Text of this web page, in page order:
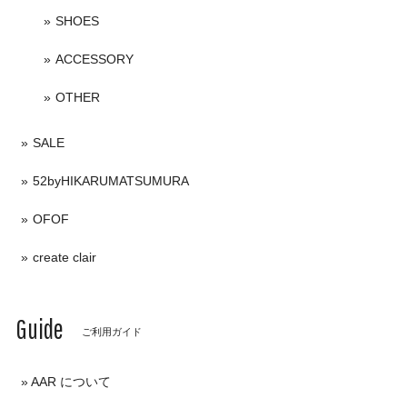
SHOES
ACCESSORY
OTHER
SALE
52byHIKARUMATSUMURA
OFOF
create clair
Guide ご利用ガイド
AAR について